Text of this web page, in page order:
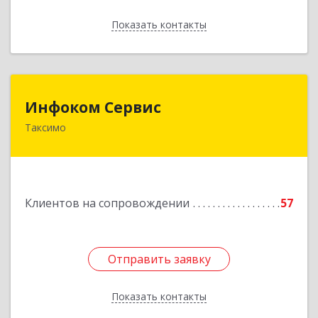
Показать контакты
Назад
Инфоком Сервис
Таксимо
Клиентов на сопровождении 57
Отправить заявку
Показать контакты
671560, Республика Бурятия, Муйский р-н, пгт.
Отправить заявку
Назад